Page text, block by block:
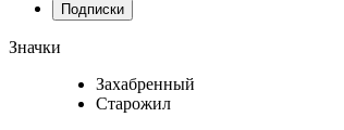
Подписки
Значки
Захабренный
Старожил